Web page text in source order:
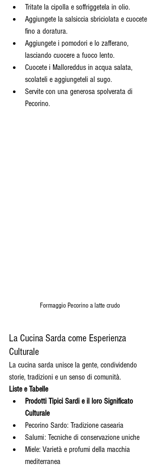
Tritate la cipolla e soffriggetela in olio.
Aggiungete la salsiccia sbriciolata e cuocete
fino a doratura.
Aggiungete i pomodori e lo zafferano,
lasciando cuocere a fuoco lento.
Cuocete i Malloreddus in acqua salata,
scolateli e aggiungeteli al sugo.
Servite con una generosa spolverata di
Pecorino.
Formaggio Pecorino a latte crudo
La Cucina Sarda come Esperienza
Culturale
La cucina sarda unisce la gente, condividendo
storie, tradizioni e un senso di comunità.
Liste e Tabelle
Prodotti Tipici Sardi e il loro Significato
Culturale
Pecorino Sardo: Tradizione casearia
Salumi: Tecniche di conservazione uniche
Miele: Varietà e profumi della macchia
mediterranea